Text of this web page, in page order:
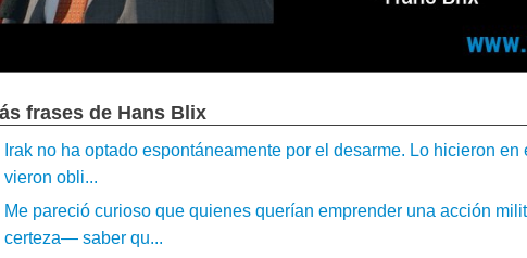
frases de Hans Blix
Irak no ha optado espontáneamente por el desarme. Lo hicieron
vieron obli...
Me pareció curioso que quienes querían emprender una acción
certeza— saber qu...